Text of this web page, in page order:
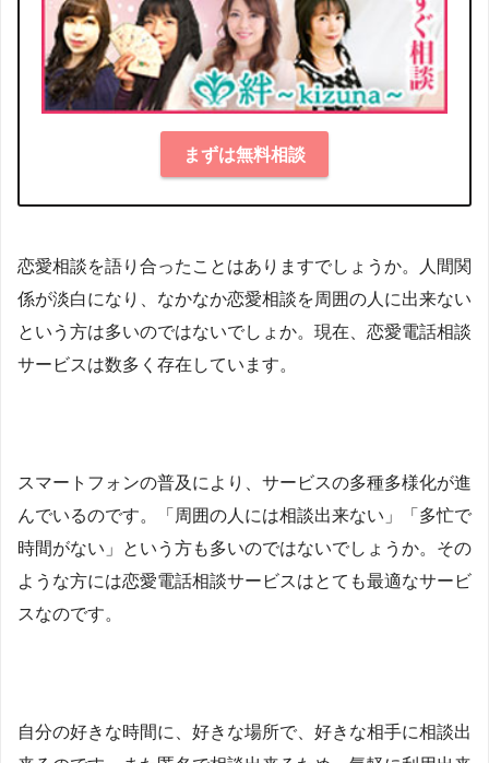
まずは無料相談
恋愛相談を語り合ったことはありますでしょうか。人間関
係が淡白になり、なかなか恋愛相談を周囲の人に出来ない
という方は多いのではないでしょか。現在、恋愛電話相談
サービスは数多く存在しています。
スマートフォンの普及により、サービスの多種多様化が進
んでいるのです。「周囲の人には相談出来ない」「多忙で
時間がない」という方も多いのではないでしょうか。その
ような方には恋愛電話相談サービスはとても最適なサービ
スなのです。
自分の好きな時間に、好きな場所で、好きな相手に相談出